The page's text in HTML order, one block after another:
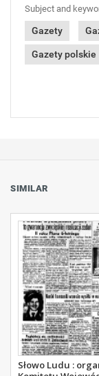
Subject and
Gazety
Gazety polskie
SIMILAR
Słowo Ludu :